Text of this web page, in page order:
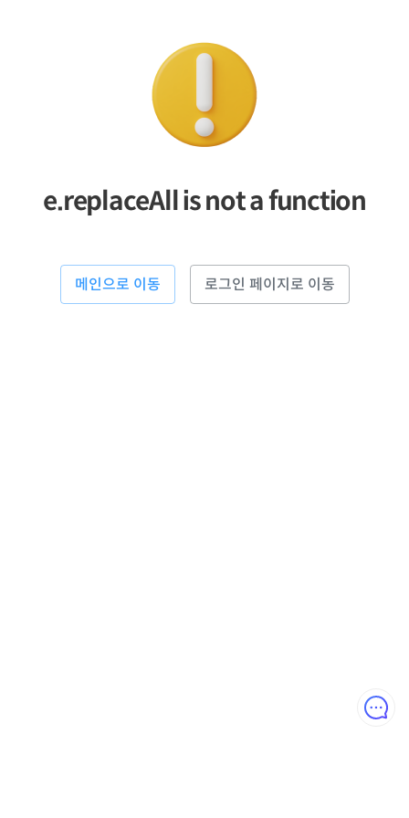
e.replaceAll is not a function
메인으로 이동 로그인 페이지로 이동